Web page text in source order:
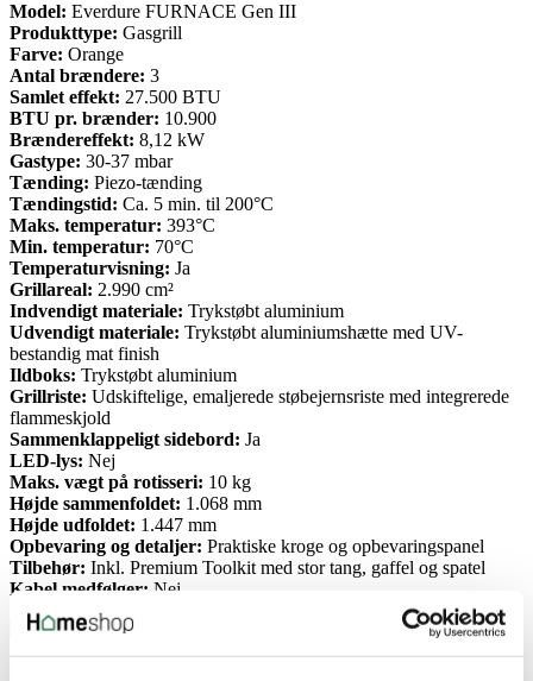
Model: Everdure FURNACE Gen III
Produkttype: Gasgrill
Farve: Orange
Antal brændere: 3
Samlet effekt: 27.500 BTU
BTU pr. brænder: 10.900
Brændereffekt: 8,12 kW
Gastype: 30-37 mbar
Tænding: Piezo-tænding
Tændingstid: Ca. 5 min. til 200°C
Maks. temperatur: 393°C
Min. temperatur: 70°C
Temperaturvisning: Ja
Grillareal: 2.990 cm²
Indvendigt materiale: Trykstøbt aluminium
Udvendigt materiale: Trykstøbt aluminiumshætte med UV-
bestandig mat finish
Ildboks: Trykstøbt aluminium
Grillriste: Udskiftelige, emaljerede støbejernsriste med integrerede
flammeskjold
Sammenklappeligt sidebord: Ja
LED-lys: Nej
Maks. vægt på rotisseri: 10 kg
Højde sammenfoldet: 1.068 mm
Højde udfoldet: 1.447 mm
Opbevaring og detaljer: Praktiske kroge og opbevaringspanel
Tilbehør: Inkl. Premium Toolkit med stor tang, gaffel og spatel
Kabel medfølger: Nej